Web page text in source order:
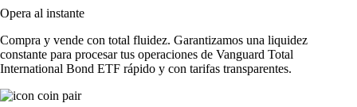
Opera al instante
Compra y vende con total fluidez. Garantizamos una liquidez
constante para procesar tus operaciones de Vanguard Total
International Bond ETF rápido y con tarifas transparentes.